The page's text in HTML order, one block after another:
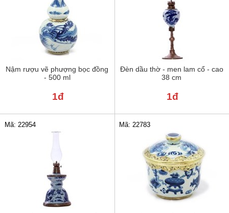
Nậm rượu vẽ phượng bọc đồng
- 500 ml
1đ
Đèn dầu thờ - men lam cổ - cao
38 cm
1đ
Mã: 22954 Mã: 22783